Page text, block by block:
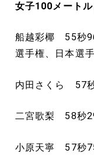
女子100メートル
船越彩椰 55秒
選手権、日本選
内田さくら 57
二宮歌梨 58秒
小原天寧 57秒